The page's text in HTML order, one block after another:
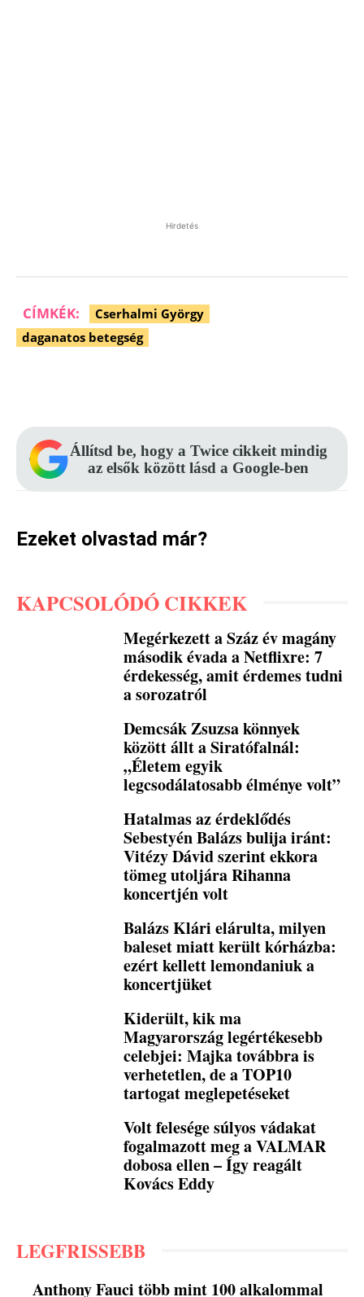
Hirdetés
CÍMKÉK:
Cserhalmi György
daganatos betegség
Állítsd be, hogy a Twice cikkeit mindig
az elsők között lásd a Google-ben
Ezeket olvastad már?
KAPCSOLÓDÓ CIKKEK
Megérkezett a Száz év magány
második évada a Netflixre: 7
érdekesség, amit érdemes tudni
a sorozatról
Demcsák Zsuzsa könnyek
között állt a Siratófalnál:
„Életem egyik
legcsodálatosabb élménye volt”
Hatalmas az érdeklődés
Sebestyén Balázs bulija iránt:
Vitézy Dávid szerint ekkora
tömeg utoljára Rihanna
koncertjén volt
Balázs Klári elárulta, milyen
baleset miatt került kórházba:
ezért kellett lemondaniuk a
koncertjüket
Kiderült, kik ma
Magyarország legértékesebb
celebjei: Majka továbbra is
verhetetlen, de a TOP10
tartogat meglepetéseket
Volt felesége súlyos vádakat
fogalmazott meg a VALMAR
dobosa ellen – Így reagált
Kovács Eddy
LEGFRISSEBB
Anthony Fauci több mint 100 alkalommal